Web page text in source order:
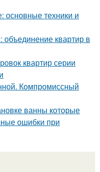
основные техники и
квартир в
квартир серии
Компромиссный
ванны которые
ошибки при